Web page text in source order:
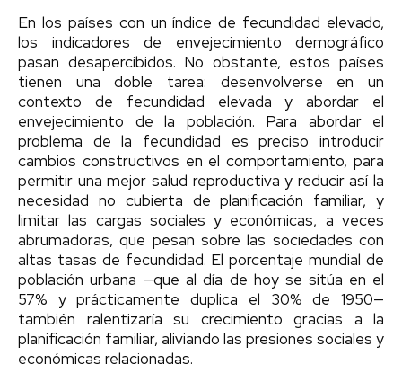
En los países con un índice de fecundidad elevado,
los indicadores de envejecimiento demográfico
pasan desapercibidos. No obstante, estos países
tienen una doble tarea: desenvolverse en un
contexto de fecundidad elevada y abordar el
envejecimiento de la población. Para abordar el
problema de la fecundidad es preciso introducir
cambios constructivos en el comportamiento, para
permitir una mejor salud reproductiva y reducir así la
necesidad no cubierta de planificación familiar, y
limitar las cargas sociales y económicas, a veces
abrumadoras, que pesan sobre las sociedades con
altas tasas de fecundidad. El porcentaje mundial de
población urbana —que al día de hoy se sitúa en el
57% y prácticamente duplica el 30% de 1950—
también ralentizaría su crecimiento gracias a la
planificación familiar, aliviando las presiones sociales y
económicas relacionadas.